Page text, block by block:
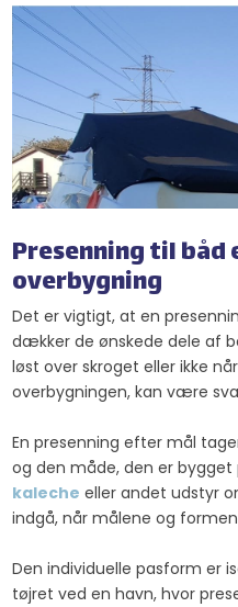
Presenning til
overbygning
Det er vigtigt, at en
dækker de ønskede dele af
løst over skroget eller ikke
overbygningen, kan være
En presenning efter mål
og den måde, den er bygget
kaleche eller andet udstyr
indgå, når målene og
Den individuelle pasform er
tøjret ved en havn, hvor